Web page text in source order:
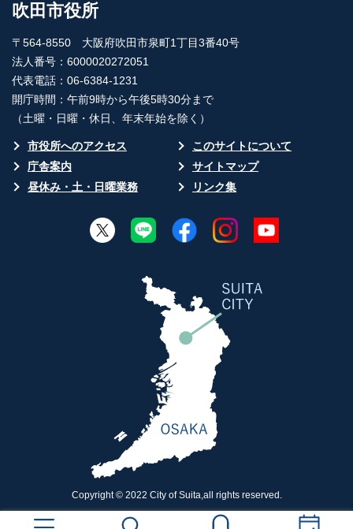
吹田市役所
〒564-8550 大阪府吹田市泉町1丁目3番40号
法人番号：6000020272051
代表電話：06-6384-1231
開庁時間：午前9時から午後5時30分まで
（土曜・日曜・休日、年末年始を除く）
市役所へのアクセス
このサイトについて
庁舎案内
サイトマップ
昼休み・土・日曜業務
リンク集
Copyright © 2022 City of Suita,all rights reserved.